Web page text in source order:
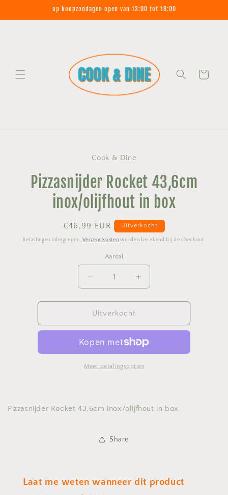
content
op koopzondagen open van 13:00 tot 18:00
Winkelwagen
Cook & Dine
Pizzasnijder Rocket 43,6cm
inox/olijfhout in box
Normale
prijs
€46,99 EUR Uitverkocht
Belastingen inbegrepen.Verzendkosten worden berekend bij de checkout.
Aantal
Aantal
Aantal
verlagen
voor
Pizzasnijder
Rocket
inox/olijfhout
in
box
Aantal
verhogen
voor
Rocket
inox/olijfhout
in
box
Uitverkocht
Meer betalingsopties
Pizzasnijder Rocket 43,6cm inox/olijfhout in box
Share